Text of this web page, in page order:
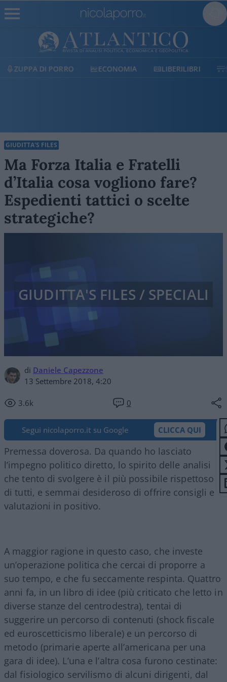
ECONOMIA LIBERILIBRI SHOP SOSTIENICI
GIUDITTA'S FILES
Ma Forza Italia e Fratelli
d’Italia cosa vogliono fare?
Espedienti tattici o scelte
strategiche?
di Daniele Capezzone
13 Settembre 2018, 4:20
3.6k 0
GIUDITTA'S FILES / SPECIALI
Segui nicolaporro.it su Google CLICCA QUI
Premessa doverosa. Da quando ho lasciato
l’impegno politico diretto, lo spirito delle analisi
che tento di svolgere è il più possibile rispettoso
di tutti, e semmai desideroso di offrire consigli e
valutazioni in positivo.
A maggior ragione in questo caso, che investe
un’operazione politica che cercai di proporre a
suo tempo, e che fu seccamente respinta. Quattro
anni fa, in un libro di idee (più criticato che letto in
diverse stanze del centrodestra), tentai di
suggerire un percorso di contenuti (shock fiscale
ed euroscetticismo liberale) e un percorso di
metodo (primarie aperte all’americana per una
gara di idee). L’una e l’altra cosa furono cestinate:
dal fisiologico servilismo di alcuni dirigenti, dal